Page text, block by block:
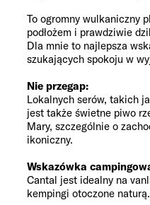
To ogromny wulkaniczny
podłożem i prawdziwie
Dla mnie to najlepsza
szukających spokoju w
Nie przegap:
Lokalnych serów, takich
jest także świetne piwo
Mary, szczególnie o
ikoniczny.
Wskazówka
Cantal jest idealny na
kempingi otoczone naturą.